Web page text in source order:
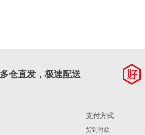
多仓直发，极速配送
支付方式
货到付款